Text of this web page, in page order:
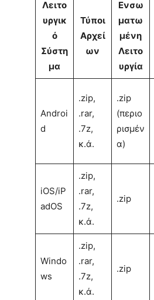
Λειτο
υργικ
ό
Σύστη
μα
Τύποι
Αρχεί
ων
Ενσω
ματω
μένη
Λειτο
υργία
Androi
d
.zip,
.rar,
.7z,
κ.ά.
.zip
(περιο
ρισμέν
α)
iOS/iP
adOS
.zip,
.rar,
.7z,
κ.ά.
.zip
Windo
ws
.zip,
.rar,
.7z,
κ.ά.
.zip